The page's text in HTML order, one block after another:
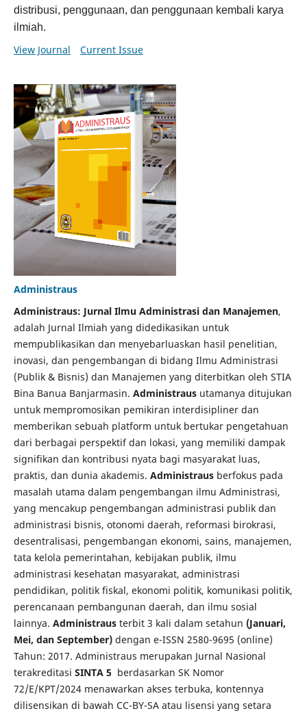
distribusi, penggunaan, dan penggunaan kembali karya
ilmiah.
View Journal Current Issue
Administraus
Administraus: Jurnal Ilmu Administrasi dan Manajemen,
adalah Jurnal Ilmiah yang didedikasikan untuk
mempublikasikan dan menyebarluaskan hasil penelitian,
inovasi, dan pengembangan di bidang Ilmu Administrasi
(Publik & Bisnis) dan Manajemen yang diterbitkan oleh STIA
Bina Banua Banjarmasin. Administrausutamanya ditujukan
untuk mempromosikan pemikiran interdisipliner dan
memberikan sebuah platform untuk bertukar pengetahuan
dari berbagai perspektif dan lokasi, yang memiliki dampak
signifikan dan kontribusi nyata bagi masyarakat luas,
praktis, dan dunia akademis. Administrausberfokus pada
masalah utama dalam pengembangan ilmu Administrasi,
yang mencakup pengembangan administrasi publik dan
administrasi bisnis, otonomi daerah, reformasi birokrasi,
desentralisasi, pengembangan ekonomi, sains, manajemen,
tata kelola pemerintahan, kebijakan publik, ilmu
administrasi kesehatan masyarakat, administrasi
pendidikan, politik fiskal, ekonomi politik, komunikasi politik,
perencanaan pembangunan daerah, dan ilmu sosial
lainnya. Administrausterbit 3 kali dalam setahun (Januari,
Mei, dan September)dengan e-ISSN 2580-9695 (online)
Tahun: 2017. Administraus merupakan Jurnal Nasional
terakreditasi SINTA 5 berdasarkan SK Nomor
72/E/KPT/2024 menawarkan akses terbuka, kontennya
dilisensikan di bawah CC-BY-SA atau lisensi yang setara